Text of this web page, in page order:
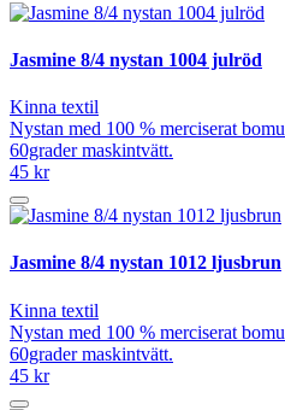
Jasmine 8/4 nystan 1004 julröd
Kinna textil
Nystan med 100 % merciserat
60grader maskintvätt.
45 kr
Jasmine 8/4 nystan 1012 ljusbrun
Kinna textil
Nystan med 100 % merciserat
60grader maskintvätt.
45 kr